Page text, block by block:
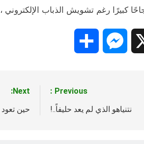
كبيرًا رغم تشويش الذباب الإلكتروني
Messenger
Previous:
نتنياهو الذي لم يعد حليفاً..!
Next:
حين تعود